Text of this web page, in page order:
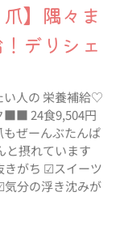
爪】隅々ま
デリシェ
い人の 栄養補給♡
24食9,504円
ぜーんぶたんぱ
と摂れています
がち ☑︎スイーツ
分の浮き沈みが